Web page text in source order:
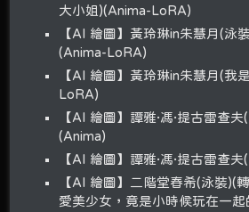
大小姐)(Anima-LoRA)
【AI 繪圖】黃玲琳in朱慧月(泳
(Anima-LoRA)
【AI 繪圖】黃玲琳in朱慧月(我
LoRA)
【AI 繪圖】譚雅·馮·提古雷查
(Anima)
【AI 繪圖】譚雅·馮·提古雷查
【AI 繪圖】二階堂春希(泳裝)(
愛美少女，竟是小時候玩在一